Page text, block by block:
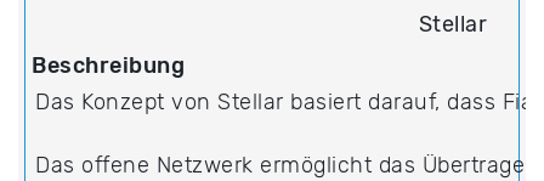
Stellar
Das Konzept von Stellar basiert darauf, dass
Das offene Netzwerk ermöglicht das